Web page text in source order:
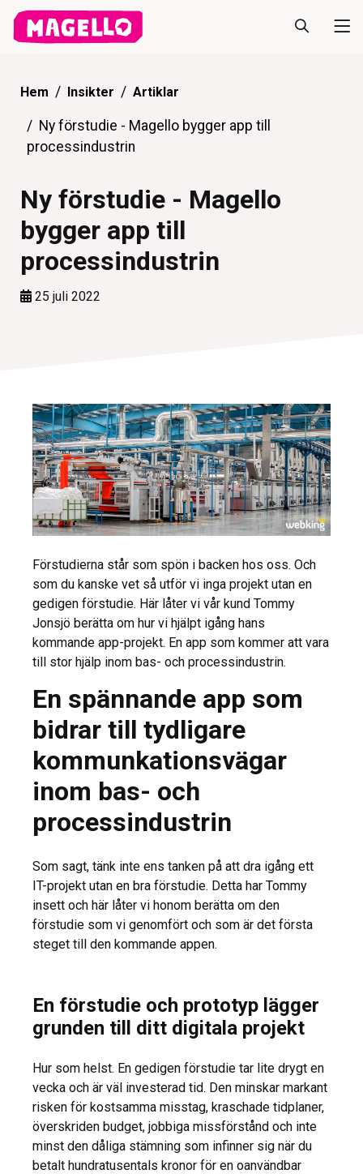
Hem Insikter Artiklar
Ny förstudie - Magello bygger app till
processindustrin
Ny förstudie - Magello
bygger app till
processindustrin
25 juli 2022
Förstudierna står som spön i backen hos oss. Och
som du kanske vet så utför vi inga projekt utan en
gedigen förstudie. Här låter vi vår kund Tommy
Jonsjö berätta om hur vi hjälpt igång hans
kommande app-projekt. En app som kommer att vara
till stor hjälp inom bas- och processindustrin.
En spännande app som
bidrar till tydligare
kommunkationsvägar
inom bas- och
processindustrin
Som sagt, tänk inte ens tanken på att dra igång ett
IT-projekt utan en bra förstudie. Detta har Tommy
insett och här låter vi honom berätta om den
förstudie som vi genomfört och som är det första
steget till den kommande appen.
En förstudie och prototyp lägger
grunden till ditt digitala projekt
Hur som helst. En gedigen förstudie tar lite drygt en
vecka och är väl investerad tid. Den minskar markant
risken för kostsamma misstag, kraschade tidplaner,
överskriden budget, jobbiga missförstånd och inte
minst den dåliga stämning som infinner sig när du
betalt hundratusentals kronor för en oanvändbar